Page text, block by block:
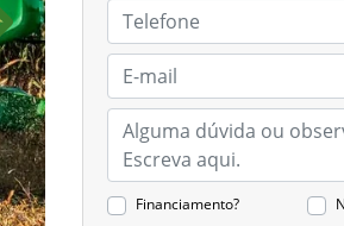
Financiamento?